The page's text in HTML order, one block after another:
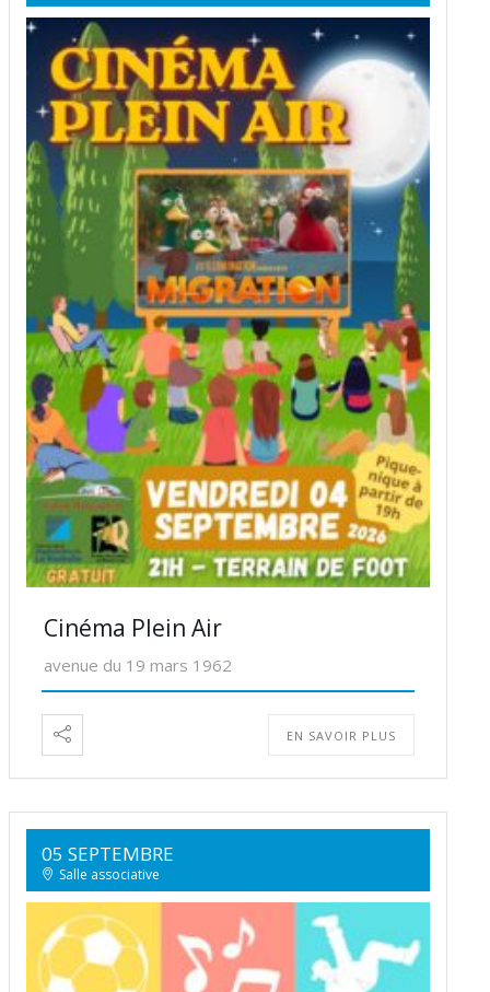
Cinéma Plein Air
avenue du 19 mars 1962
EN SAVOIR PLUS
05 SEPTEMBRE
Salle associative